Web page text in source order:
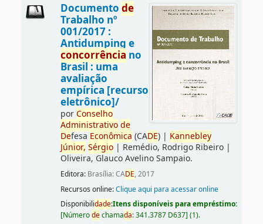
Documento de
Trabalho nº
001/2017 :
Antidumping e
concorrência no
Brasil : uma
avaliação
empírica [recurso
eletrônico]/
porConselho
Administrativo de
Defesa Econômica (CADE)| Kannebley
Júnior, Sérgio| Remédio, Rodrigo Ribeiro|
Oliveira, Glauco Avelino Sampaio.
Editora: Brasília: CADE, 2017
Recursos online:Clique aqui para acessar online
Disponibilidade:Itens disponíveis para empréstimo:
[Númerodechamada:341.3787 D637] (1).